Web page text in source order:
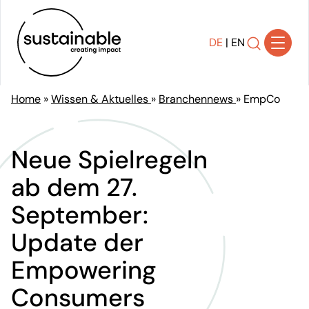
DE | EN
Lösungen
Transparenz schaffen
Strategie entwickeln
Transformation gestalten
Nachhaltigkeit implementieren
Wirkung kommunizieren
Compliance sicherstellen
Referenzen
Über uns
Home »Wissen & Aktuelles » Branchennews » EmpCo
Neue Spielregeln
ab dem 27.
September:
Update der
Empowering
Consumers